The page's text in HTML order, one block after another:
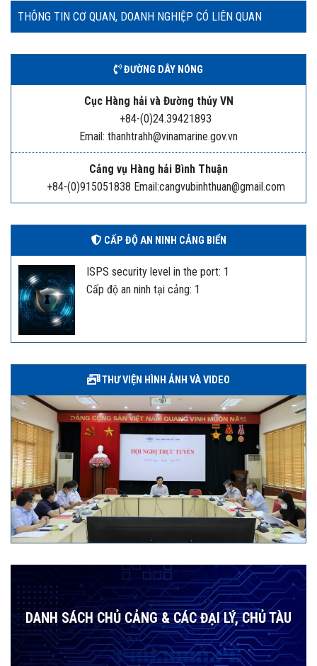
THÔNG TIN CƠ QUAN, DOANH NGHIỆP CÓ LIÊN QUAN
ĐƯỜNG DÂY NÓNG
Cục Hàng hải và Đường thủy VN
+84-(0)24.39421893
Email: thanhtrahh@vinamarine.gov.vn
Cảng vụ Hàng hải Bình Thuận
+84-(0)915051838 Email:cangvubinhthuan@gmail.com
CẤP ĐỘ AN NINH CẢNG BIỂN
ISPS security level in the port: 1
Cấp độ an ninh tại cảng: 1
THƯ VIỆN HÌNH ẢNH VÀ VIDEO
DANH SÁCH CHỦ CẢNG & CÁC ĐẠI LÝ, CHỦ TÀU